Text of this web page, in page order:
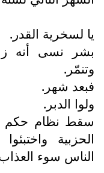
يا لسخرية القدر.
بشر نسى أنه
وتنمّر.
فبعد شهر.
ولوا الدبر.
سقط نظام حكم
الحزبية
الناس سوء العذاب